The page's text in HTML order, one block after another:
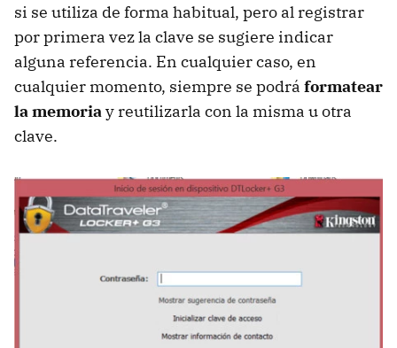
si se utiliza de forma habitual, pero al registrar
por primera vez la clave se sugiere indicar
alguna referencia. En cualquier caso, en
cualquier momento, siempre se podrá formatear
la memoriay reutilizarla con la misma u otra
clave.